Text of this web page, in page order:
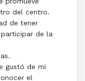
del centro.
de tener
de la
gustó de mi
el